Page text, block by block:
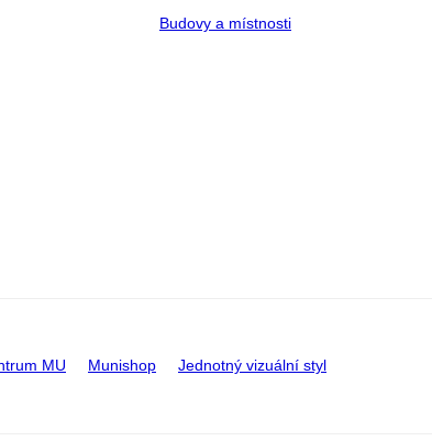
Budovy a místnosti
MU Munishop Jednotný vizuální styl